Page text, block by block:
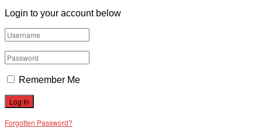
Login to your account below
Remember Me
Forgotten Password?